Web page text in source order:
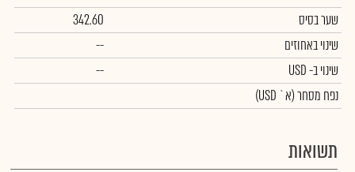
שער בסיס
342.60
שינוי באחוזים
--
שינויב- USD
--
נפח מסחר(א` USD)
תשואות